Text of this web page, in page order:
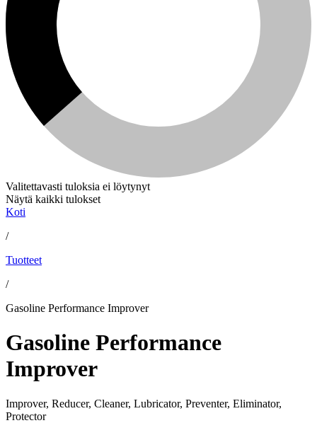
Valitettavasti tuloksia ei löytynyt
Näytä kaikki tulokset
Koti
/
Tuotteet
/
Gasoline Performance Improver
Gasoline Performance
Improver
Improver, Reducer, Cleaner, Lubricator, Preventer, Eliminator,
Protector